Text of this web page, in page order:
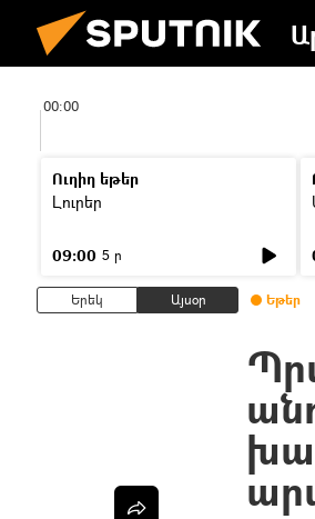
00:00
Ուղիղ եթեր
Լուրեր
09:00 5 ր
Երեկ Այսօր Եթեր